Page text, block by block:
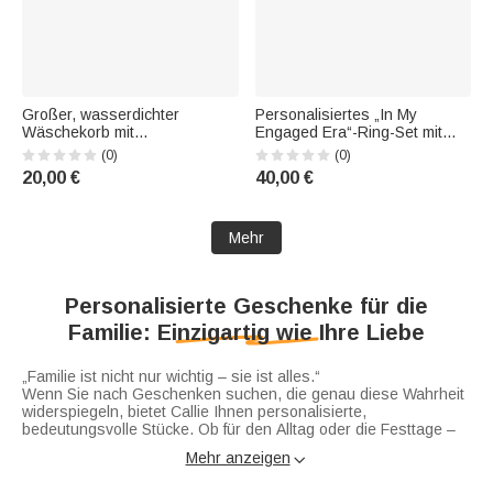
Großer, wasserdichter
Wäschekorb mit
personalisiertem, niedlichem
Cartoon-Motiv und Namen –
Wohnaccessoire,
Geburtstagsgeschenk für die
(0)
20,00 €
Personalisiertes „In My
Engaged Era“-Ring-Set mit
Herzmotiv aus Akazien-
Marmor: Schneidebrett und
Untersetzer mit eingraviertem
Hochzeitsgeschenk für Paare
(0)
40,00 €
Mehr
Personalisierte Geschenke für die
Familie: Einzigartig wie Ihre Liebe
„Familie ist nicht nur wichtig – sie ist alles.“
Wenn Sie nach Geschenken suchen, die genau diese Wahrheit
widerspiegeln, bietet Callie Ihnen personalisierte,
bedeutungsvolle Stücke. Ob für den Alltag oder die Festtage –
Mehr anzeigen 